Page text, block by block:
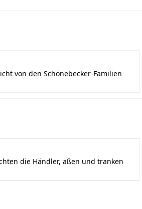
von den Schönebecker-Familien
die Händler, aßen und tranken